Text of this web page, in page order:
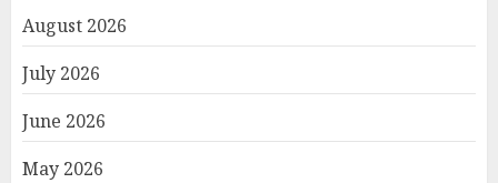
August 2026
July 2026
June 2026
May 2026